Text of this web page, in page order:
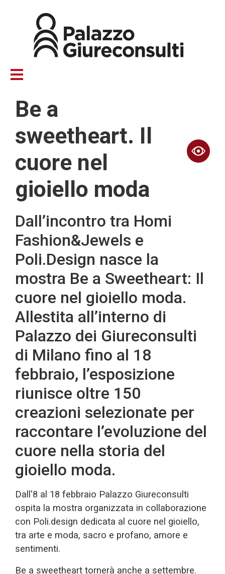
Be a
sweetheart. Il
cuore nel
gioiello moda
Dall’incontro tra Homi
Fashion&Jewels e
Poli.Design nasce la
mostra Be a Sweetheart: Il
cuore nel gioiello moda.
Allestita all’interno di
Palazzo dei Giureconsulti
di Milano fino al 18
febbraio, l’esposizione
riunisce oltre 150
creazioni selezionate per
raccontare l’evoluzione del
cuore nella storia del
gioiello moda.
Dall'8 al 18 febbraio Palazzo Giureconsulti
ospita la mostra organizzata in collaborazione
con Poli.design dedicata al cuore nel gioiello,
tra arte e moda, sacro e profano, amore e
sentimenti.
Be a sweetheart tornerà anche a settembre.